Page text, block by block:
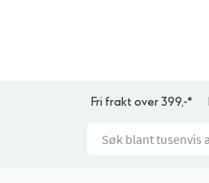
Fri frakt over 399,-*